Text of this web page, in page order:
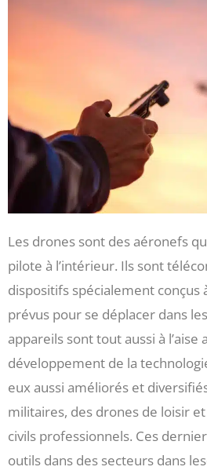
Les drones sont des aéronefs
pilote à l’intérieur. Ils sont
dispositifs spécialement conçus
prévus pour se déplacer dans
appareils sont tout aussi à l’aise
développement de la
eux aussi améliorés et
militaires, des drones de loisir
civils professionnels. Ces
outils dans des secteurs dans